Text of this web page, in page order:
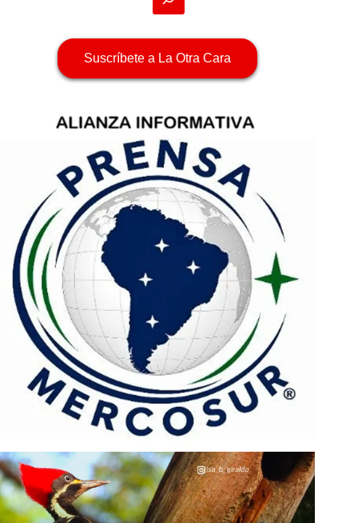
Suscríbete a La Otra Cara